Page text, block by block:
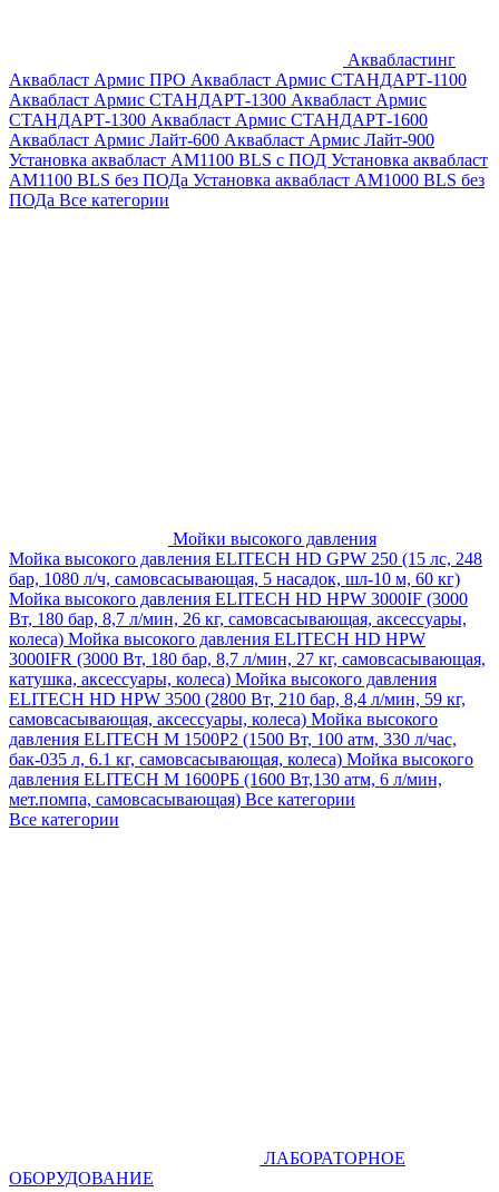
Аквабластинг
Аквабласт Армис ПРО Аквабласт Армис СТАНДАРТ-1100
Аквабласт Армис СТАНДАРТ-1300 Аквабласт Армис
СТАНДАРТ-1300 Аквабласт Армис СТАНДАРТ-1600
Аквабласт Армис Лайт-600 Аквабласт Армис Лайт-900
Установка аквабласт AM1100 BLS с ПОД Установка аквабласт
AM1100 BLS без ПОДа Установка аквабласт AM1000 BLS без
ПОДа Все категории
Мойки высокого давления
Мойка высокого давления ELITECH HD GPW 250 (15 лс, 248
бар, 1080 л/ч, самовсасывающая, 5 насадок, шл-10 м, 60 кг)
Мойка высокого давления ELITECH HD HPW 3000IF (3000
Вт, 180 бар, 8,7 л/мин, 26 кг, самовсасывающая, аксессуары,
колеса) Мойка высокого давления ELITECH HD HPW
3000IFR (3000 Вт, 180 бар, 8,7 л/мин, 27 кг, самовсасывающая,
катушка, аксессуары, колеса) Мойка высокого давления
ELITECH HD HPW 3500 (2800 Вт, 210 бар, 8,4 л/мин, 59 кг,
самовсасывающая, аксессуары, колеса) Мойка высокого
давления ELITECH M 1500P2 (1500 Вт, 100 атм, 330 л/час,
бак-035 л, 6.1 кг, самовсасывающая, колеса) Мойка высокого
давления ELITECH М 1600РБ (1600 Вт,130 атм, 6 л/мин,
мет.помпа, самовсасывающая) Все категории
Все категории
ЛАБОРАТОРНОЕ
ОБОРУДОВАНИЕ